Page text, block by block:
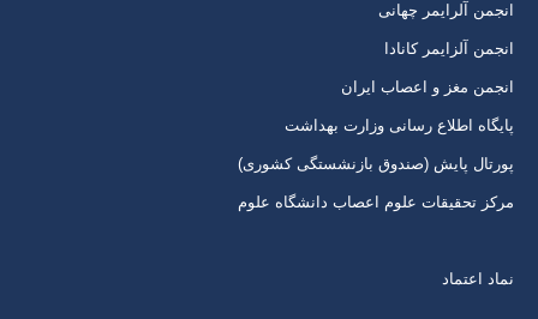
جدید جدید جدید جدیدانجمن آلرایمر چهانی
انجمن آلزایمر کانادا
انجمن مغز و اعصاب ایران
پایگاه اطلاع رسانی وزارت بهداشت
پورتال پایش (صندوق بازنشستگی کشوری)
مرکز تحقیقات علوم اعصاب دانشگاه علوم
نماد اعتماد